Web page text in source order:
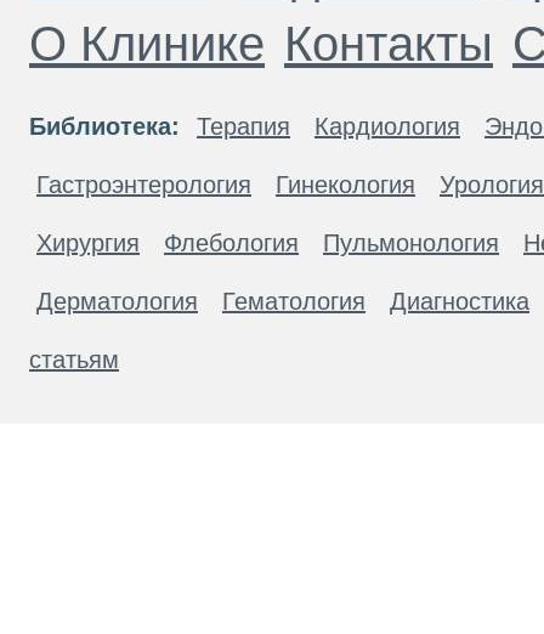
О Клинике Контакты
Библиотека: Терапия Кардиология
Гастроэнтерология Гинекология Урология
Хирургия Флебология Пульмонология
Дерматология Гематология Диагностика
статьям